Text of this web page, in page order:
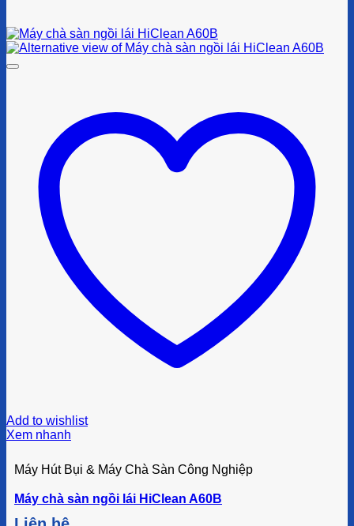
Add to wishlist
Xem nhanh
Máy Hút Bụi & Máy Chà Sàn Công Nghiệp
Máy chà sàn ngồi lái HiClean A60B